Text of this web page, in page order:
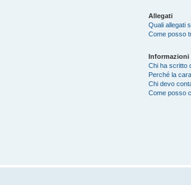
Allegati
Quali allegati
Come posso
Informazioni
Chi ha scritto
Perché la
Chi devo
Come posso